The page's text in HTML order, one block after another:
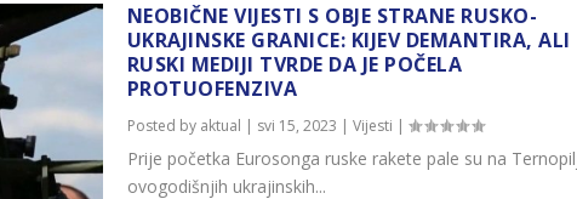
NEOBIČNE VIJESTI S OBJE STRANE RUSKO-
UKRAJINSKE GRANICE: KIJEV DEMANTIRA, ALI
RUSKI MEDIJI TVRDE DA JE POČELA
PROTUOFENZIVA
Posted by aktual | svi 15, 2023 | Vijesti |
Prije početka Eurosonga ruske rakete pale su na
ovogodišnjih ukrajinskih...